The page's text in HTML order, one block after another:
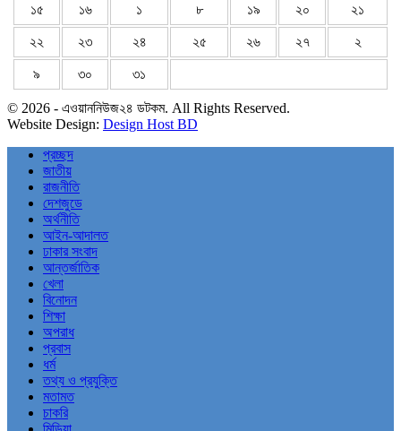
১৫ ১৬ ১ ৮ ১৯ ২০ ২১
২২ ২৩ ২৪ ২৫ ২৬ ২৭ ২
৯ ৩০ ৩১
© 2026 - এওয়াননিউজ২৪ ডটকম. All Rights Reserved.
Website Design: Design Host BD
প্রচ্ছদ
জাতীয়
রাজনীতি
দেশজুডে
অর্থনীতি
আইন-আদালত
ঢাকার সংবাদ
আন্তর্জাতিক
খেলা
বিনোদন
শিক্ষা
অপরাধ
প্রবাস
ধর্ম
তথ্য ও প্রযুক্তি
মতামত
চাকরি